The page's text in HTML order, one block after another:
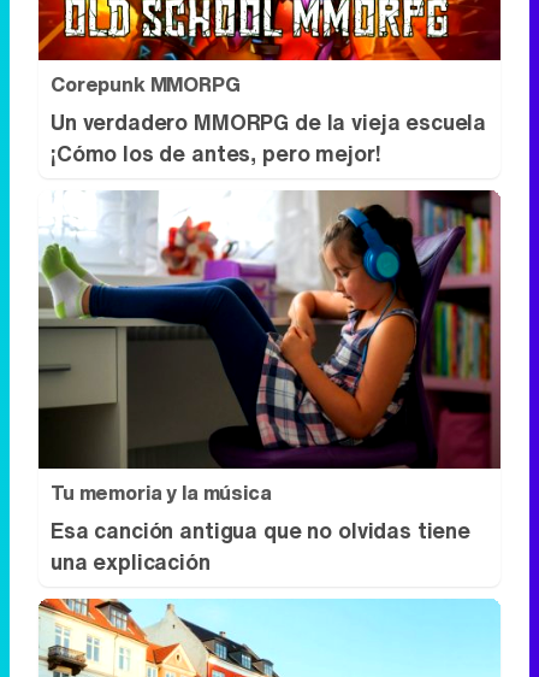
Corepunk MMORPG
Un verdadero MMORPG de la vieja escuela
¡Cómo los de antes, pero mejor!
Tu memoria y la música
Esa canción antigua que no olvidas tiene
una explicación